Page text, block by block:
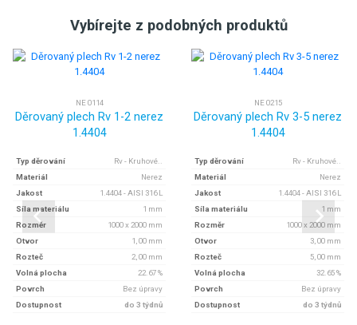
Vybírejte z podobných produktů
NE 0114
Děrovaný plech Rv 1-2 nerez
1.4404
Typ děrování
Rv - Kruhové..
Materiál
Nerez
Jakost
1.4404 - AISI 316 L
Síla materiálu
1 mm
Rozměr
1000 x 2000 mm
Otvor
1, 00 mm
Rozteč
2, 00 mm
Volná plocha
22.67 %
Povrch
Bez úpravy
Dostupnost
do 3 týdnů
NE 0215
Děrovaný plech Rv 3-5 nerez
1.4404
Typ děrování
Rv - Kruhové..
Materiál
Nerez
Jakost
1.4404 - AISI 316 L
Síla materiálu
1 mm
Rozměr
1000 x 2000 mm
Otvor
3, 00 mm
Rozteč
5, 00 mm
Volná plocha
32.65 %
Povrch
Bez úpravy
Dostupnost
do 3 týdnů